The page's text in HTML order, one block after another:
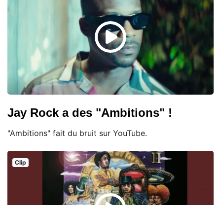
Jay Rock a des "Ambitions" !
"Ambitions" fait du bruit sur YouTube.
Clip